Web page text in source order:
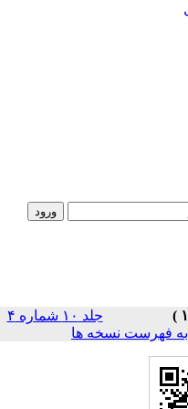
جلد ۱۰ شماره ۴
فهرست نسخه ها